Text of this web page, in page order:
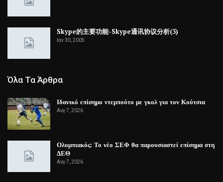
Skype的主要功能-Skype通讯协议分析(3)
Ιαν 30, 2005
Όλα Τα Άρθρα
Ιδανικό επίσημο ντεμπούτο με γκολ για τον Κούτσια
Αυγ 7, 2026
Ολυμπιακός: Το νέο ΣΕΦ θα παρουσιαστεί επίσημα στη
ΔΕΘ
Αυγ 7, 2026